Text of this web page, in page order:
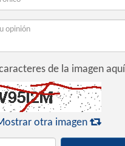
de la imagen aquí
otra imagen 